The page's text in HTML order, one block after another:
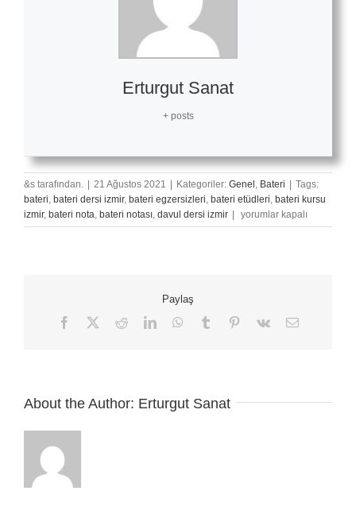
Erturgut Sanat
+ posts
&s tarafından. 21 Ağustos 2021 Kategoriler: Genel , Bateri
Tags:
bateri, bateri dersi izmir, bateri egzersizleri, bateri etüdleri, bateri kursu
izmir, bateri nota, bateri notası, davul dersi izmir
Deep
Purple
Davul
yorumlar kapalı
Paylaş
Facebook RedditLinkedInWhatsApp
Tumblr Pinterest
Vk
E-
About the Author: Erturgut Sanat